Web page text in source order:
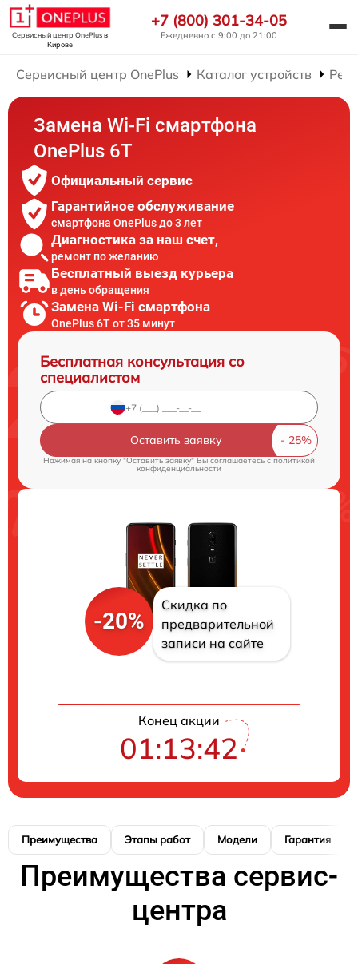
Сервисный центр OnePlusв
Кирове
+7 (800) 301-34-05
Ежедневно с 9:00 до 21:00
Сервисный центр OnePlus Каталог устройств
Замена Wi-Fi смартфона
OnePlus 6T
Официальный сервис
Гарантийное обслуживание
смартфона OnePlus до 3 лет
Диагностика за наш счет,
ремонт по желанию
Бесплатный выезд курьера
в день обращения
Замена Wi-Fi смартфона
OnePlus 6T от 35 минут
Бесплатная консультация со
специалистом
Оставить заявку
Нажимая на кнопку "Оставить заявку" Вы соглашаетесь c политикой
конфиденциальности
-20%
Скидка по
предварительной
записи на сайте
Конец акции
01:13:41
Преимущества Этапы работ Модели Гарантия
Преимущества сервис-
центра